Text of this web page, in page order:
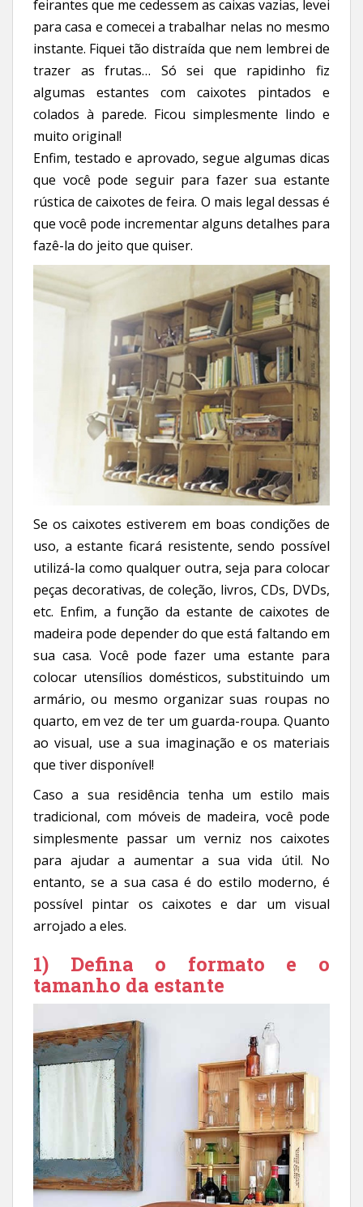
feirantes que me cedessem as caixas vazias, levei
para casa e comecei a trabalhar nelas no mesmo
instante. Fiquei tão distraída que nem lembrei de
trazer as frutas… Só sei que rapidinho fiz
algumas estantes com caixotes pintados e
colados à parede. Ficou simplesmente lindo e
muito original!
Enfim, testado e aprovado, segue algumas dicas
que você pode seguir para fazer sua estante
rústica de caixotes de feira. O mais legal dessas é
que você pode incrementar alguns detalhes para
fazê-la do jeito que quiser.
Se os caixotes estiverem em boas condições de
uso, a estante ficará resistente, sendo possível
utilizá-la como qualquer outra, seja para colocar
peças decorativas, de coleção, livros, CDs, DVDs,
etc. Enfim, a função da estante de caixotes de
madeira pode depender do que está faltando em
sua casa. Você pode fazer uma estante para
colocar utensílios domésticos, substituindo um
armário, ou mesmo organizar suas roupas no
quarto, em vez de ter um guarda-roupa. Quanto
ao visual, use a sua imaginação e os materiais
que tiver disponível!
Caso a sua residência tenha um estilo mais
tradicional, com móveis de madeira, você pode
simplesmente passar um verniz nos caixotes
para ajudar a aumentar a sua vida útil. No
entanto, se a sua casa é do estilo moderno, é
possível pintar os caixotes e dar um visual
arrojado a eles.
1) Defina o formato e o
tamanho da estante